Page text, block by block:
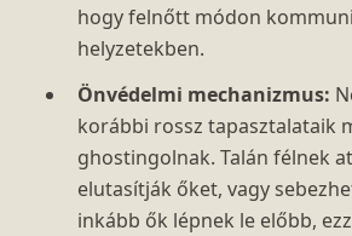
hogy felnőtt módon
helyzetekben.
Önvédelmi mechanizmus:
korábbi rossz tapasztalataik
ghostingolnak. Talán félnek
elutasítják őket, vagy
inkább ők lépnek le előbb,